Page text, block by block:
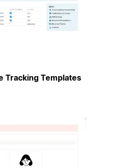
Tracking Templates